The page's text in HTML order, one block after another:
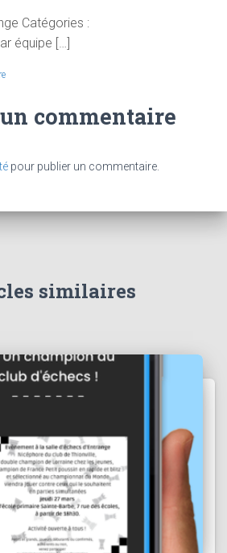
Catégories :
équipe […]
commentaire
pour publier un commentaire.
similaires